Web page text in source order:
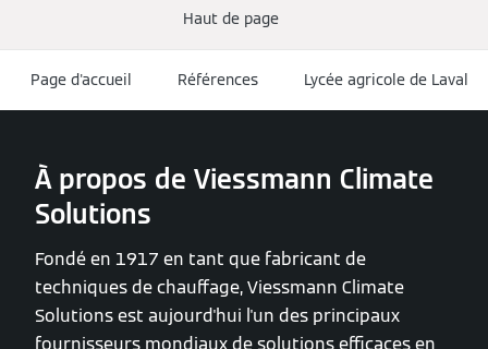
Haut de page
Page d'accueil Références Lycée agricole de Laval
À propos de Viessmann Climate
Solutions
Fondé en 1917 en tant que fabricant de
techniques de chauffage, Viessmann Climate
Solutions est aujourd'hui l'un des principaux
fournisseurs mondiaux de solutions efficaces en